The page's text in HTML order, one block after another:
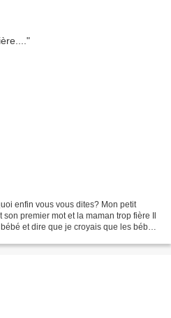
enfin vous vous dites? Mon petit
premier mot et la maman trop fière Il
et dire que je croyais que les bébés